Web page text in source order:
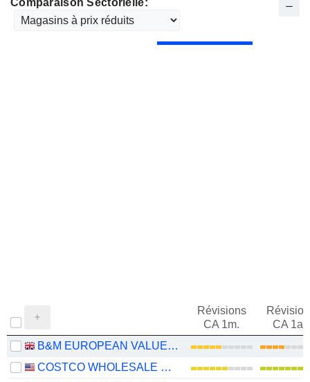
Comparaison Sectorielle:
Révisions
CA 1m.
CA 1an
B&M EUROPEAN VALUE RETAIL PLC
COSTCO WHOLESALE CORPORATION